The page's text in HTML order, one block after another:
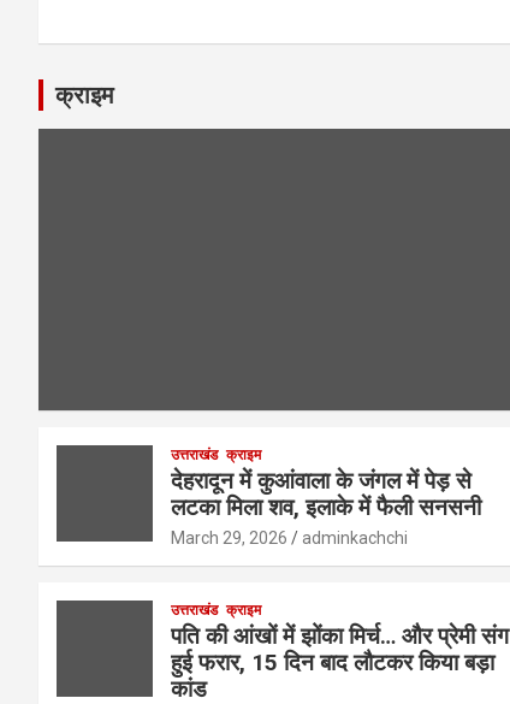
क्राइम
उत्तराखंड क्राइम
देहरादून में कुआंवाला के जंगल में पेड़ से
लटका मिला शव, इलाके में फैली सनसनी
March 29, 2026 adminkachchi
उत्तराखंड क्राइम
पति की आंखों में झोंका मिर्च… और प्रेमी संग
हुई फरार, 15 दिन बाद लौटकर किया बड़ा
कांड